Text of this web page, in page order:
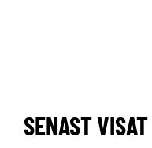
SENAST VISAT